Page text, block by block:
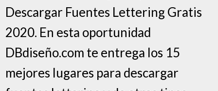
Descargar Fuentes Lettering Gratis
2020. En esta oportunidad
DBdiseño.com te entrega los 15
mejores lugares para descargar